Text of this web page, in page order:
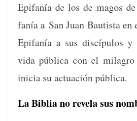
Epi­fanía de los de magos
fanía a San Juan Bautista
Epi­fanía a sus dis­cípu­los y
vida públi­ca con el mila­gro
ini­cia su actuación pública.
La Biblia no revela sus